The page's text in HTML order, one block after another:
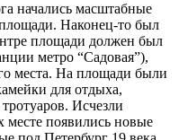
начались масштабные
Наконец-то был
площади должен был
метро “Садовая”),
места. На площади были
для отдыха,
Исчезли
месте появились новые